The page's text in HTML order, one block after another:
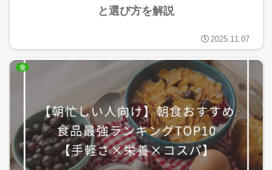
と選び方を解説
2025.11.07
食